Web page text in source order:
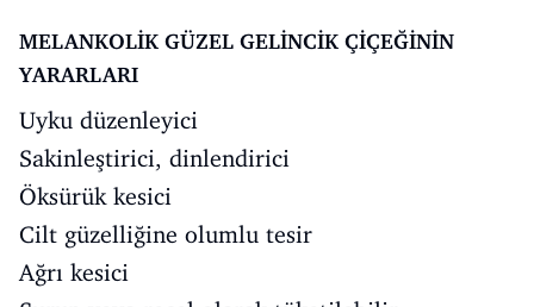
MELANKOLİK GÜZEL GELİNCİK ÇİÇEĞİNİN
YARARLARI
Uyku düzenleyici
Sakinleştirici, dinlendirici
Öksürük kesici
Cilt güzelliğine olumlu tesir
Ağrı kesici